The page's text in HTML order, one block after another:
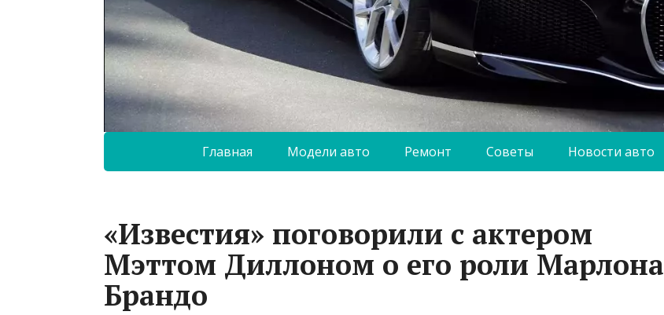
Главная Модели авто Ремонт Советы Новости авто
«Известия» поговорили с актером
Мэттом Диллоном о его роли Марлона
Брандо